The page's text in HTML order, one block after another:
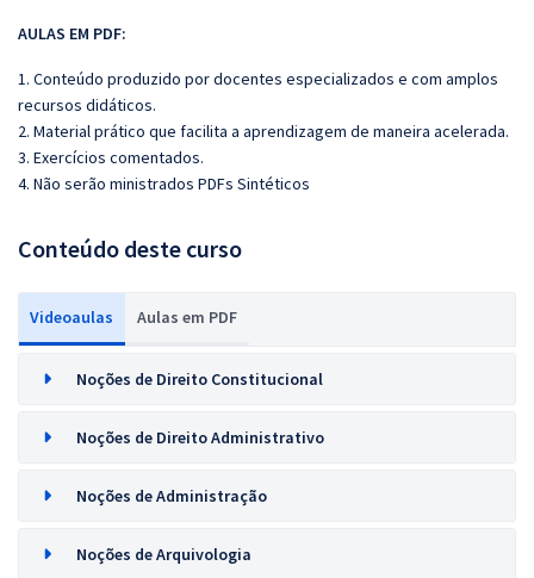
AULAS EM PDF:
1. Conteúdo produzido por docentes especializados e com amplos
recursos didáticos.
2. Material prático que facilita a aprendizagem de maneira acelerada.
3. Exercícios comentados.
4. Não serão ministrados PDFs Sintéticos
Conteúdo deste curso
Videoaulas Aulas em PDF
Noções de Direito Constitucional
Noções de Direito Administrativo
Noções de Administração
Noções de Arquivologia